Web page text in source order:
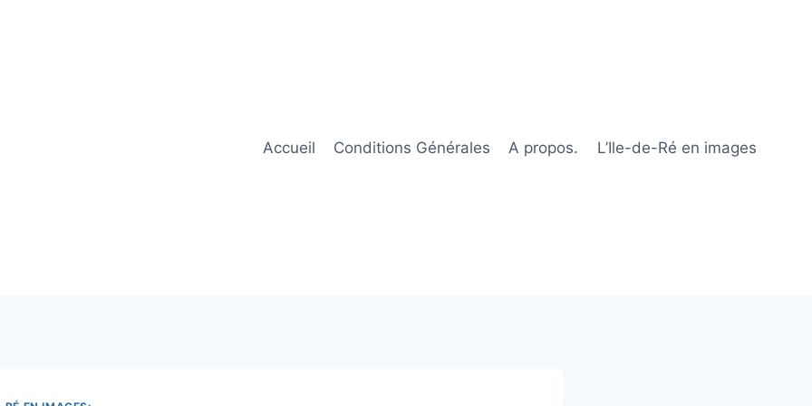
Accueil Conditions Générales A propos. L’Ile-de-Ré en images